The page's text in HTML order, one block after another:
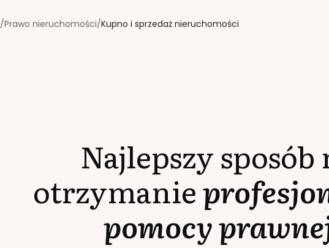
/Prawo nieruchomości/Kupno i sprzedaż nieruchomości
Najlepszy sposób
otrzymanie
pomocy